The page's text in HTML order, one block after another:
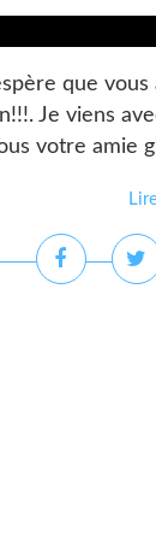
que
Je viens
votre amie